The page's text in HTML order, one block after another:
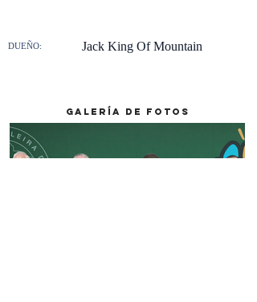
DUEÑO: Jack King Of Mountain
galería de fotos